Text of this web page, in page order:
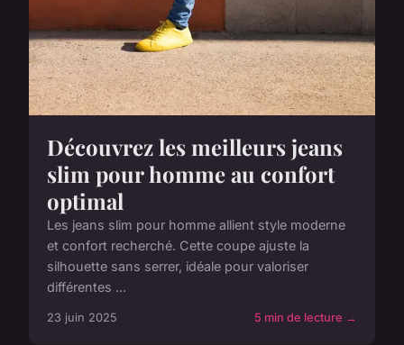
Découvrez les meilleurs jeans
slim pour homme au confort
optimal
Les jeans slim pour homme allient style moderne
et confort recherché. Cette coupe ajuste la
silhouette sans serrer, idéale pour valoriser
différentes ...
23 juin 2025 5 min de lecture →